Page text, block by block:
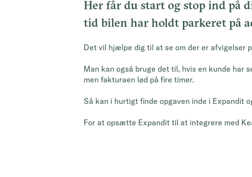
Her får du start og stop ind på
tid bilen har holdt parkeret på
Det vil hjælpe dig til at se om der er afvigelser
Man kan også bruge det til, hvis en kunde har
men fakturaen lød på fire timer.
Så kan i hurtigt finde opgaven inde i Expandit
For at opsætte Expandit til at integrere med